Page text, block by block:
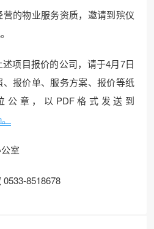
的物业服务资质，邀请到殡仪
项目报价的公司，请于4月7日
报价单、服务方案、报价等纸
公章，以PDF格式发送到
室
8518678